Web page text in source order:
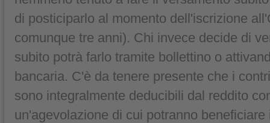
di posticiparlo al momento dell'iscrizione
comunque tre anni). Chi invece decide di
subito potrà farlo tramite bollettino o
bancaria. C'è da tenere presente che i
sono integralmente deducibili dal reddito
un'agevolazione di cui potranno